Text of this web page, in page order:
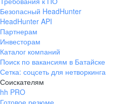
Безопасный HeadHunter
HeadHunter API
Партнерам
Инвесторам
Каталог компаний
Поиск по вакансиям в Батайске
Сетка: соцсеть для нетворкинга
Соискателям
hh PRO
Готовое резюме